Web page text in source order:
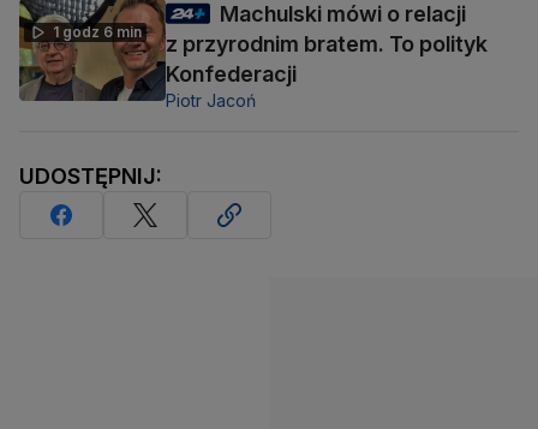
1 godz 6 min
Machulski mówi o relacji
z przyrodnim bratem. To polityk
Konfederacji
Piotr Jacoń
UDOSTĘPNIJ: